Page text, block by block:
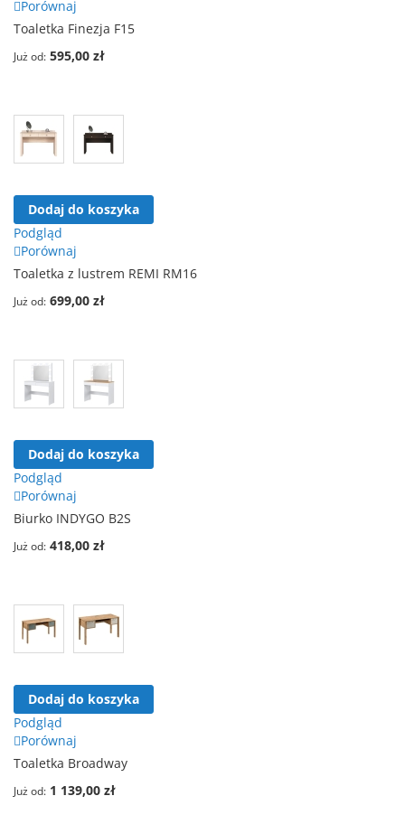
Porównaj
Toaletka Finezja F15
Już od 595,00 zł
Dodaj do koszyka
Podgląd
Porównaj
Toaletka z lustrem REMI RM16
Już od 699,00 zł
Dodaj do koszyka
Podgląd
Porównaj
Biurko INDYGO B2S
Już od 418,00 zł
Dodaj do koszyka
Podgląd
Porównaj
Toaletka Broadway
Już od 1 139,00 zł